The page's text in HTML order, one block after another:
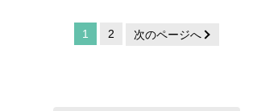
1 2 次のページへ